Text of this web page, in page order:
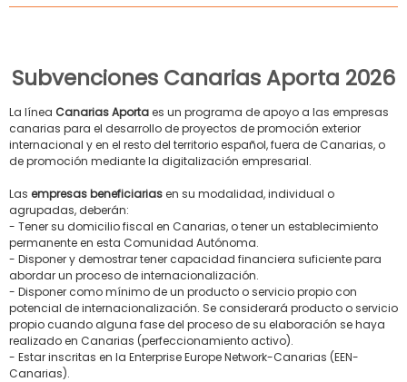
Subvenciones Canarias Aporta 2026
La línea Canarias Aportaes un programa de apoyo a las empresas
canarias para el desarrollo de proyectos de promoción exterior
internacional y en el resto del territorio español, fuera de Canarias, o
de promoción mediante la digitalización empresarial.
Las empresas beneficiariasen su modalidad, individual o
agrupadas, deberán:
- Tener su domicilio fiscal en Canarias, o tener un establecimiento
permanente en esta Comunidad Autónoma.
- Disponer y demostrar tener capacidad financiera suficiente para
abordar un proceso de internacionalización.
- Disponer como mínimo de un producto o servicio propio con
potencial de internacionalización. Se considerará producto o servicio
propio cuando alguna fase del proceso de su elaboración se haya
realizado en Canarias (perfeccionamiento activo).
- Estar inscritas en la Enterprise Europe Network-Canarias (EEN-
Canarias).